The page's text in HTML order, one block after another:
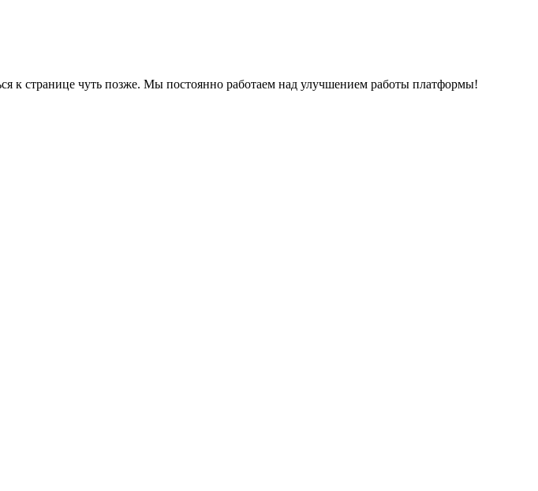
к странице чуть позже. Мы постоянно работаем над улучшением работы платформы!